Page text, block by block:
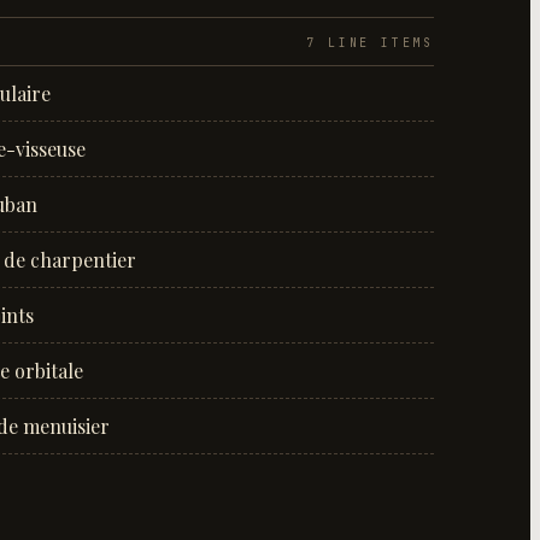
7 LINE ITEM S
visseuse
charpentier
orbitale
menuisier